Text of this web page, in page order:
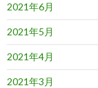
2021年6月
2021年5月
2021年4月
2021年3月